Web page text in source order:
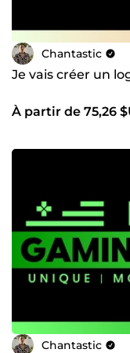
Chantastic
Je vais créer un
À partir de 75,26
Chantastic